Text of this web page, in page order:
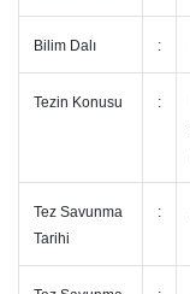
Bilim Dalı :
Tezin Konusu :
Tez Savunma
Tarihi
: